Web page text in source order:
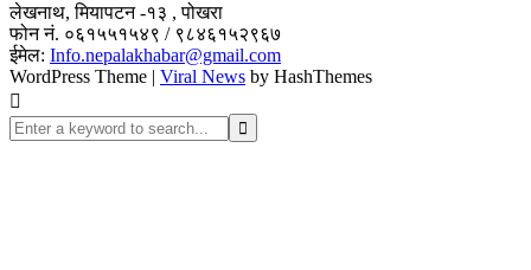
लेखनाथ, मियापटन -१३ , पोखरा
फोन नं. ०६१५५१५४९ / ९८४६१५२९६७
ईमेल: Info.nepalakhabar@gmail.com
WordPress Theme | Viral News by HashThemes